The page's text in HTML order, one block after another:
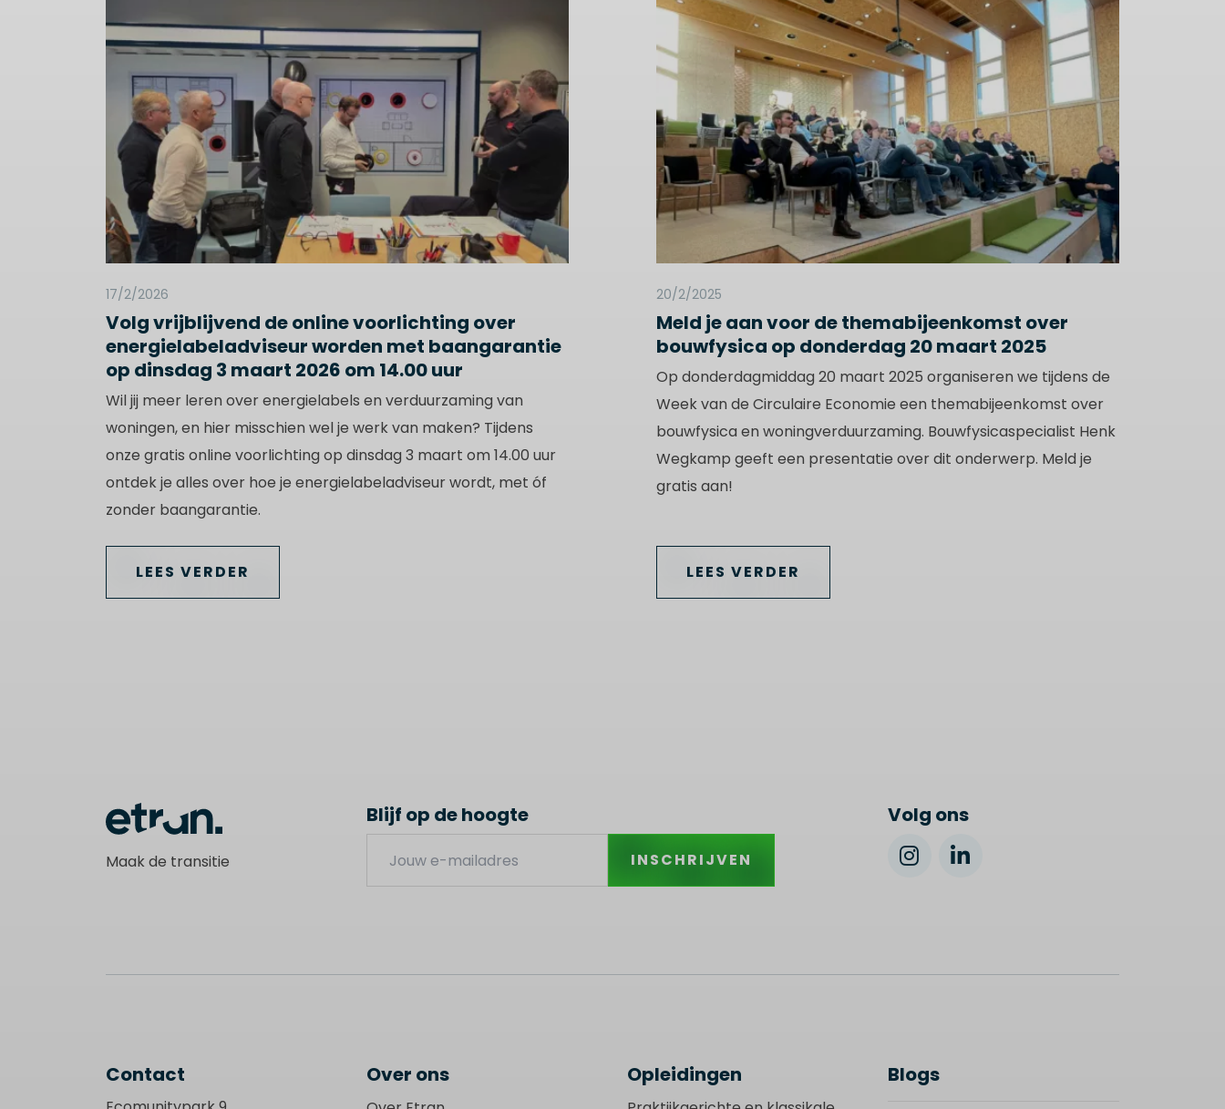
17/2/2026
Volg vrijblijvend de online voorlichting over
energielabeladviseur worden met baangarantie
op dinsdag 3 maart 2026 om 14.00 uur
Wil jij meer leren over energielabels en verduurzaming van
woningen, en hier misschien wel je werk van maken? Tijdens
onze gratis online voorlichting op dinsdag 3 maart om 14.00 uur
ontdek je alles over hoe je energielabeladviseur wordt, met óf
zonder baangarantie.
LEES VERDER
20/2/2025
Meld je aan voor de themabijeenkomst over
bouwfysica op donderdag 20 maart 2025
Op donderdagmiddag 20 maart 2025 organiseren we tijdens de
Week van de Circulaire Economie een themabijeenkomst over
bouwfysica en woningverduurzaming. Bouwfysicaspecialist Henk
Wegkamp geeft een presentatie over dit onderwerp. Meld je
gratis aan!
LEES VERDER
Maak de transitie
Blijf op de hoogte
this
field
INSCHRIJVEN
Volg ons
Contact Over ons Opleidingen Blogs